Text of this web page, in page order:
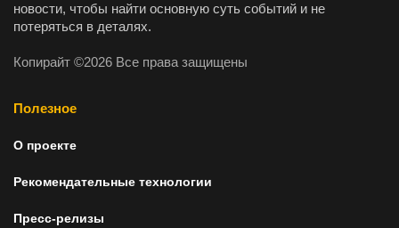
новости, чтобы найти основную суть событий и не
потеряться в деталях.
Копирайт ©2026 Все права защищены
Полезное
О проекте
Рекомендательные технологии
Пресс-релизы